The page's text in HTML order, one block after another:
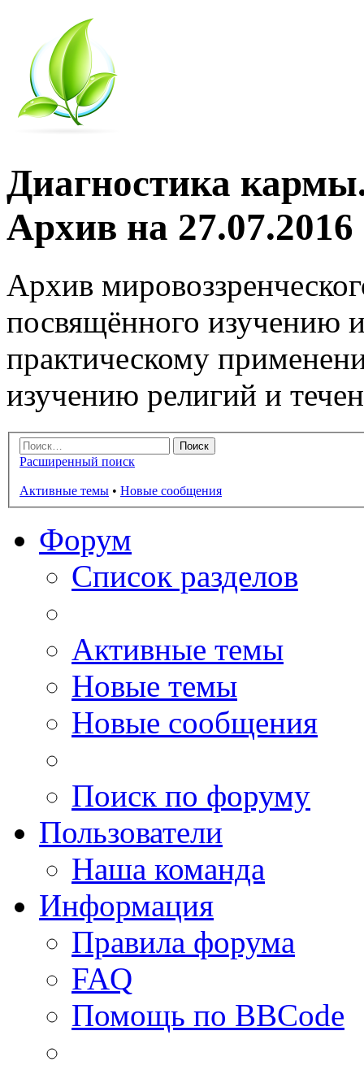
Диагностика
Архив на 27.07.2016
Архив
посвящённого изучению
практическому
изучению религий и
Расширенный поиск
Активные темы • Новые сообщения
Форум
Список разделов
Активные темы
Новые темы
Новые сообщения
Поиск по форуму
Пользователи
Наша команда
Информация
Правила форума
FAQ
Помощь по BBCode